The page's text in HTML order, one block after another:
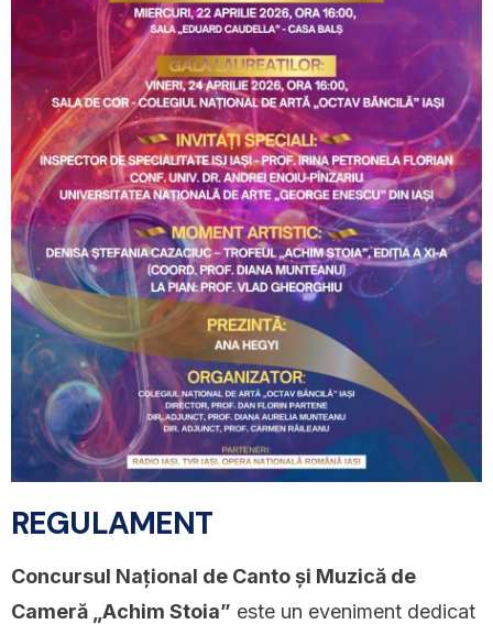
REGULAMENT
Concursul Național de Canto și Muzică de
Cameră „Achim Stoia” este un eveniment dedicat